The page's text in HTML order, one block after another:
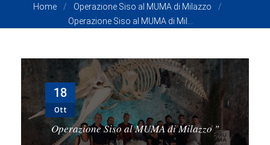
TEMATICHE
NEWS
PARTNERSHIPS
CONTATTI
Home
Operazione Siso al MUMA di Milazzo
Operazione Siso al MUMA di Mil...
18
Ott
Operazione Siso al MUMA di Milazzo"